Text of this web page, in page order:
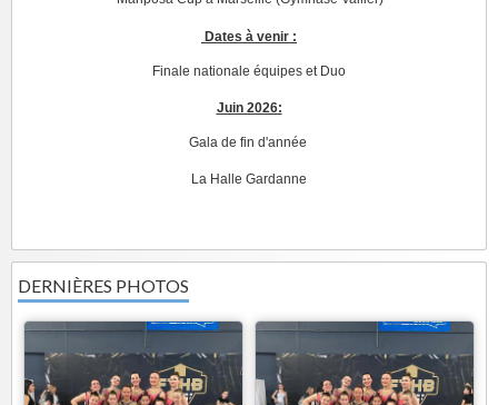
Dates à venir :
Finale nationale équipes et Duo
Juin 2026:
Gala de fin d'année
La Halle Gardanne
DERNIÈRES PHOTOS